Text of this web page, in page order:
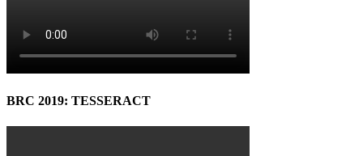
BRC 2019: TESSERACT